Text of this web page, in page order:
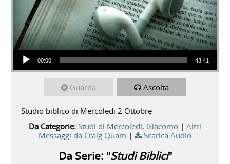
Audio Player
00:00 43:41
Guarda Ascolta
Studio biblico di Mercoledi 2 Ottobre
Da Categorie: Studi di Mercoledi, Giacomo | Altri
Messaggi da Craig Quam | Scarica Audio
Da Serie: "Studi Biblici"